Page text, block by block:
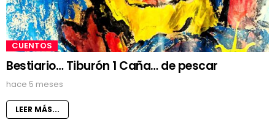
CUENTOS
Bestiario… Tiburón 1 Caña… de pescar
hace 5 meses
LEER MÁS...